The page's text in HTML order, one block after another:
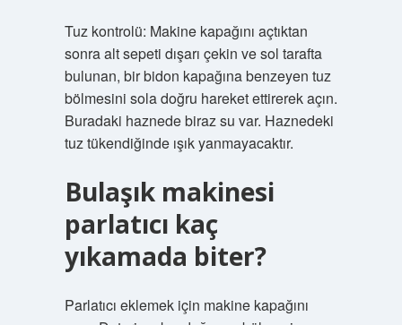
Tuz kontrolü: Makine kapağını açtıktan
sonra alt sepeti dışarı çekin ve sol tarafta
bulunan, bir bidon kapağına benzeyen tuz
bölmesini sola doğru hareket ettirerek açın.
Buradaki haznede biraz su var. Haznedeki
tuz tükendiğinde ışık yanmayacaktır.
Bulaşık makinesi
parlatıcı kaç
yıkamada biter?
Parlatıcı eklemek için makine kapağını